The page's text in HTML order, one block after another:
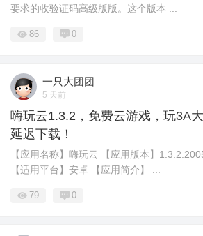
要求的收验证码高级版版。这个版本 ...
86 0
一只大团团
5 天前
嗨玩云1.3.2，免费云游戏，玩3A
延迟下载！
【应用名称】嗨玩云 【应用版本】
【适用平台】安卓 【应用简介】 ...
79 0